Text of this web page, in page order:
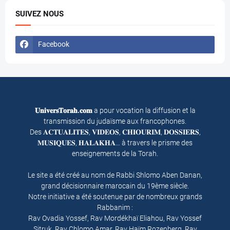
SUIVEZ NOUS
Facebook
𝐔𝐧𝐢𝐯𝐞𝐫𝐬𝐓𝐨𝐫𝐚𝐡.𝐜𝐨𝐦a pour vocation la diffusion et la
transmission du judaïsme aux francophones.
Des 𝐀𝐂𝐓𝐔𝐀𝐋𝐈𝐓𝐄𝐒, 𝐕𝐈𝐃𝐄𝐎𝐒, 𝐂𝐇𝐈𝐎𝐔𝐑𝐈𝐌, 𝐃𝐎𝐒𝐒𝐈𝐄𝐑𝐒,
𝐌𝐔𝐒𝐈𝐐𝐔𝐄𝐒, 𝐇𝐀𝐋𝐀𝐊𝐇𝐀… à travers le prisme des
enseignements de la Torah.
Le site a été créé au nom de Rabbi Shlomo Aben Danan,
grand décisionnaire marocain du 19ème siècle.
Notre initiative a été soutenue par de nombreux grands
Rabbanim :
Rav Ovadia Yossef, Rav Mordékhaï Eliahou, Rav Yossef